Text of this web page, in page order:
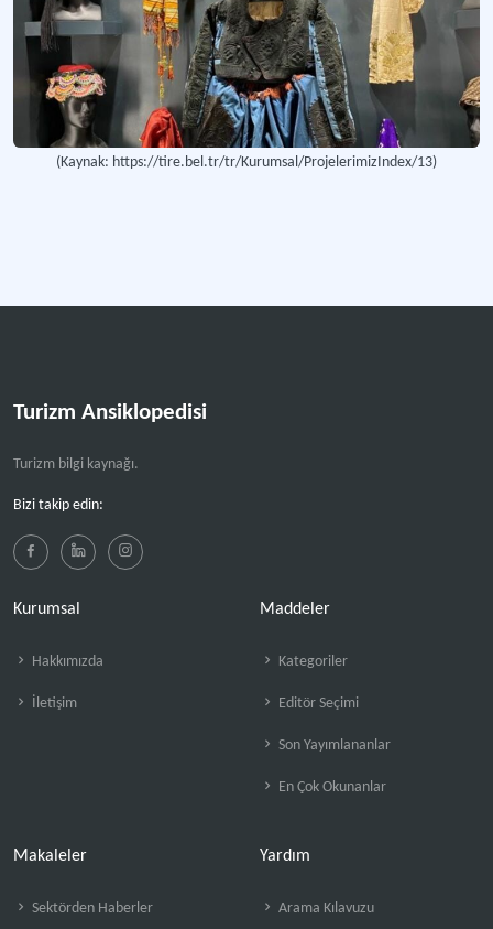
(Kaynak: https://tire.bel.tr/tr/Kurumsal/ProjelerimizIndex/13)
Turizm Ansiklopedisi
Turizm bilgi kaynağı.
Bizi takip edin:
Kurumsal
Hakkımızda
İletişim
Maddeler
Kategoriler
Editör Seçimi
Son Yayımlananlar
En Çok Okunanlar
Makaleler
Sektörden Haberler
Yardım
Arama Kılavuzu